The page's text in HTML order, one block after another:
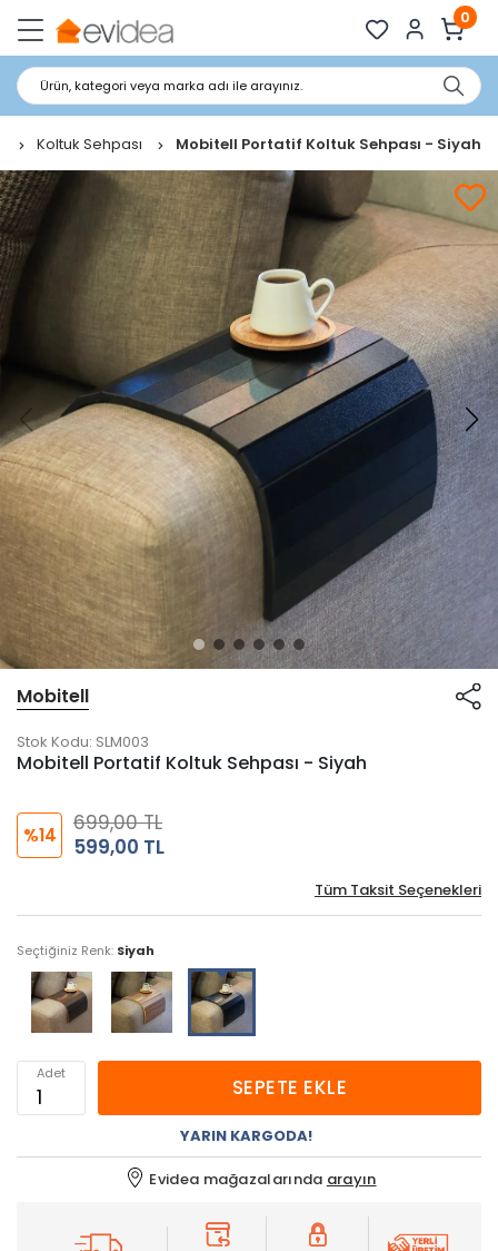
0
Ürün, kategori veya marka adı ile arayınız.
Koltuk Sehpası Mobitell Portatif Koltuk Sehpası - Siyah
Mobitell
Stok Kodu: SLM003
Mobitell Portatif Koltuk Sehpası - Siyah
%14
699,00 TL
599,00 TL
Tüm Taksit Seçenekleri
Seçtiğiniz Renk: Siyah
Adet
SEPETE EKLE
YARIN KARGODA!
Evidea mağazalarında arayın